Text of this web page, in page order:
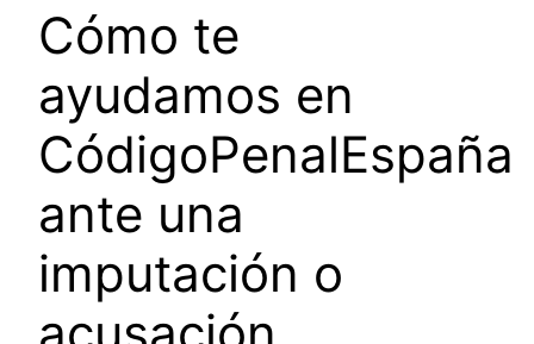
Cómo te
ayudamos en
CódigoPenalEspaña
ante una
imputación o